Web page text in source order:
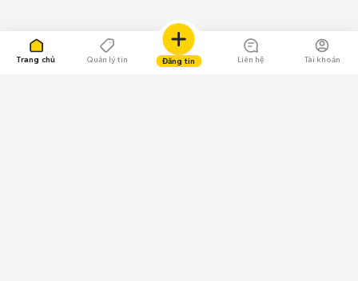
Trang chủ Quản lý tin Đăng tin Liên hệ Tài khoản